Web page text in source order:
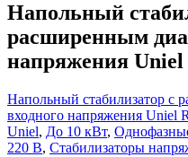
Напольный
расширенным
напряжения Uniel
Напольный стабилизатор с
входного напряжения Uniel
Uniel, До 10 кВт,
220 В, Стабилизаторы